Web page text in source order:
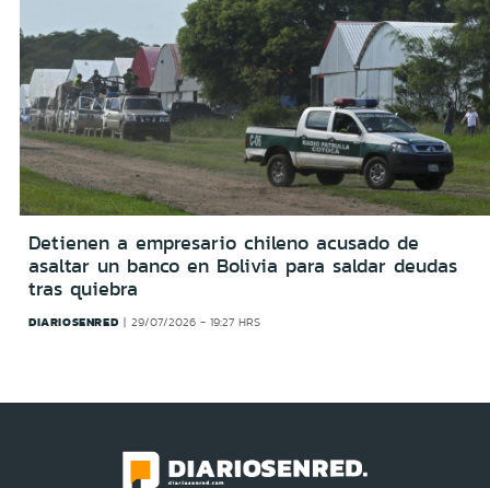
Detienen a empresario chileno acusado de
asaltar un banco en Bolivia para saldar deudas
tras quiebra
DIARIOSENRED 29/07/2026 - 19:27 HRS